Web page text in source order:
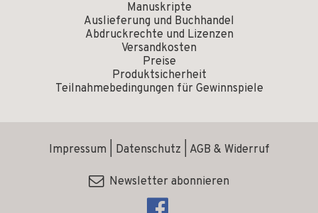
Manuskripte
Auslieferung und Buchhandel
Abdruckrechte und Lizenzen
Versandkosten
Preise
Produktsicherheit
Teilnahmebedingungen für Gewinnspiele
Impressum Datenschutz AGB & Widerruf
Newsletter abonnieren